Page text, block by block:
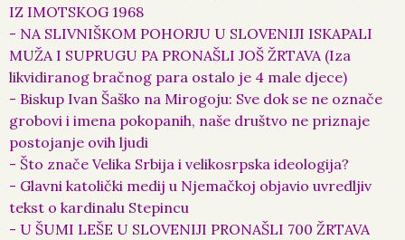
IZ IMOTSKOG 1968
- NA SLIVNIŠKOM POHORJU U SLOVENIJI ISKAPALI
MUŽA I SUPRUGU PA PRONAŠLI JOŠ ŽRTAVA (Iza
likvidiranog bračnog para ostalo je 4 male djece)
- Biskup Ivan Šaško na Mirogoju: Sve dok se ne označe
grobovi i imena pokopanih, naše društvo ne priznaje
postojanje ovih ljudi
- Što znače Velika Srbija i velikosrpska ideologija?
- Glavni katolički medij u Njemačkoj objavio uvredljiv
tekst o kardinalu Stepincu
- U ŠUMI LEŠE U SLOVENIJI PRONAŠLI 700 ŽRTAVA